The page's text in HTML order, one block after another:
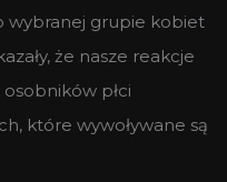
wybranej grupie kobiet
że nasze reakcje
płci
które wywoływane są